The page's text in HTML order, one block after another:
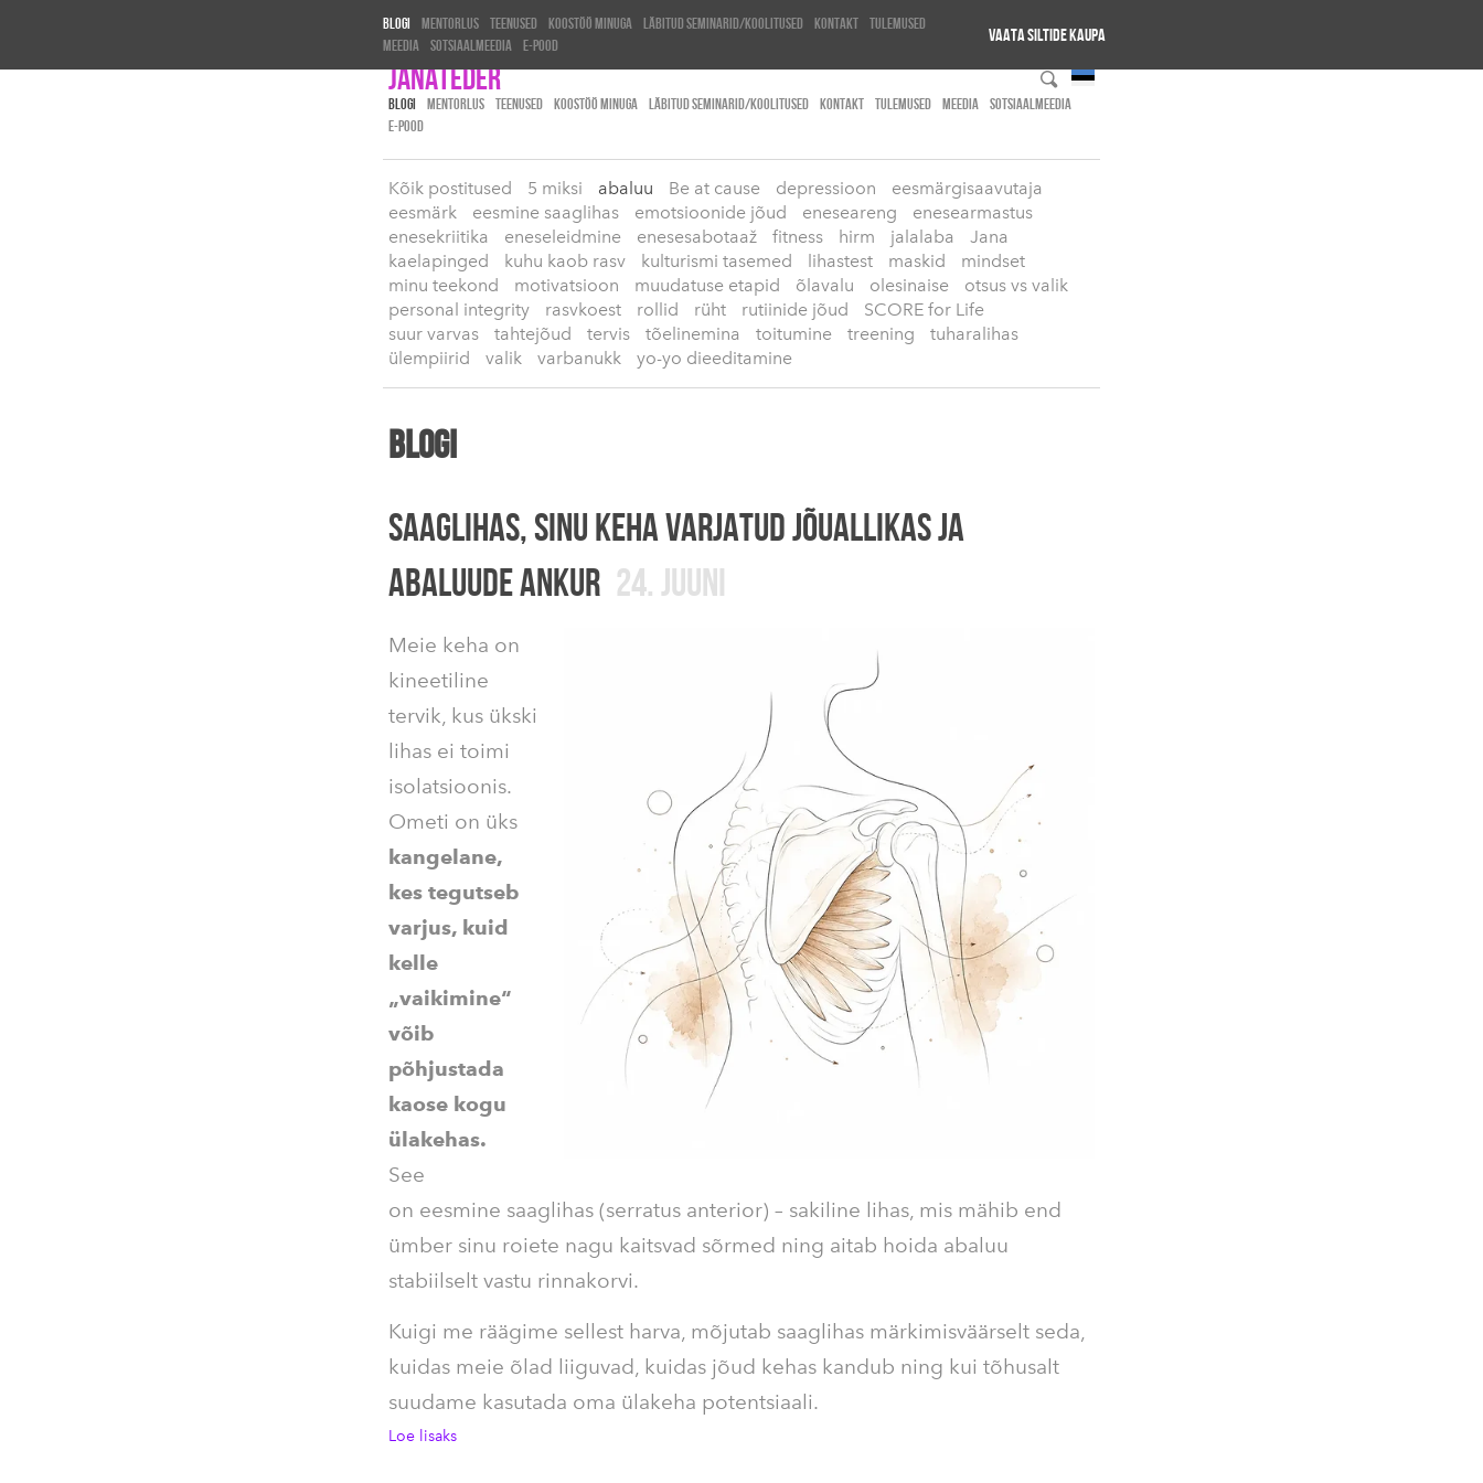
Blogi Mentorlus Teenused Koostöö minuga Läbitud seminarid/koolitused Kontakt
Tulemused
Meedia
Sotsiaalmeedia e-pood
Vaata siltide kaupa
Janateder
BLOGI MENTORLUS TEENUSED KOOSTÖÖ MINUGA LÄBITUD SEMINARID/KOOLITUSED KONTAKT TULEMUSED MEEDIA
SOTSIAALMEEDIA
E-POOD
Kõik postitused 5 miksi abaluu Be at cause depressioon
eesmärgisaavutaja
eesmärk
eesmine saaglihas emotsioonide jõud eneseareng
enesearmastus
enesekriitika
eneseleidmine enesesabotaaž fitness hirm jalalaba
Jana
kaelapinged
kuhu kaob rasv kulturismi tasemed lihastest maskid
mindset
minu teekond
motivatsioon muudatuse etapid õlavalu olesinaise
otsus vs valik
personal integrity
rasvkoest rollid rüht rutiinide jõud
SCORE for Life
suur varvas
tahtejõud tervis tõelinemina toitumine treening
tuharalihas
ülempiirid
valik varbanukk yo-yo dieeditamine
Blogi
SAAGLIHAS, SINU KEHA VARJATUD JÕUALLIKAS JA
ABALUUDE ANKUR 24. JUUNI
Meie keha on
kineetiline
tervik, kus ükski
lihas ei toimi
isolatsioonis.
Ometi on üks
kangelane,
kes tegutseb
varjus, kuid
kelle
„vaikimine“
võib
põhjustada
kaose kogu
ülakehas.
See
on eesmine saaglihas (serratus anterior) – sakiline lihas, mis mähib end
ümber sinu roiete nagu kaitsvad sõrmed ning aitab hoida abaluu
stabiilselt vastu rinnakorvi.
Kuigi me räägime sellest harva, mõjutab saaglihas märkimisväärselt seda,
kuidas meie õlad liiguvad, kuidas jõud kehas kandub ning kui tõhusalt
suudame kasutada oma ülakeha potentsiaali.
Loe lisaks